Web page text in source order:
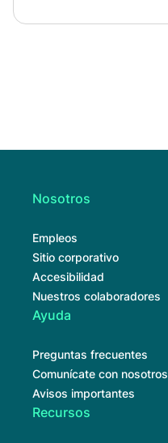
Nosotros
Empleos
Sitio corporativo
Accesibilidad
Nuestros colaboradores
Ayuda
Preguntas frecuentes
Comunícate con nosotros
Avisos importantes
Recursos